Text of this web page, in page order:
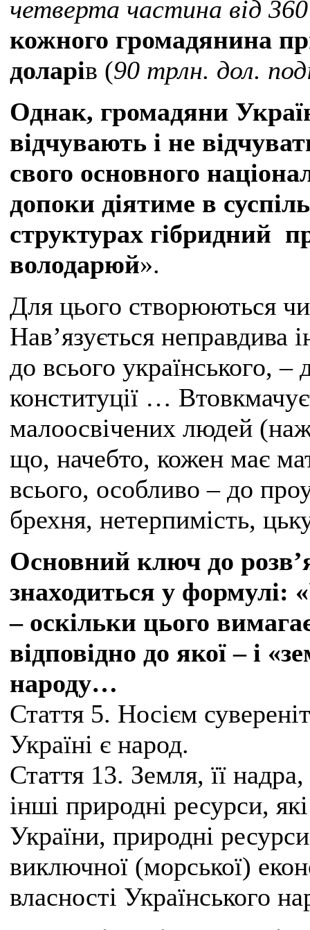
четверта частина від
кожного громадянина
доларів (90 трлн. дол.
Однак, громадяни
відчувають і не
свого основного
допоки діятиме в
структурах гібридний
володарюй».
Для цього створюються
Нав’язується неправдива
до всього українського, –
конституції …
малоосвічених людей
що, начебто, кожен має
всього, особливо – до
брехня, нетерпимість,
Основний ключ до
знаходиться у формулі:
– оскільки цього
відповідно до якої – і
народу…
Стаття 5. Носієм
Україні є народ.
Стаття 13. Земля, її
інші природні ресурси,
України, природні
виключної (морської)
власності Українського